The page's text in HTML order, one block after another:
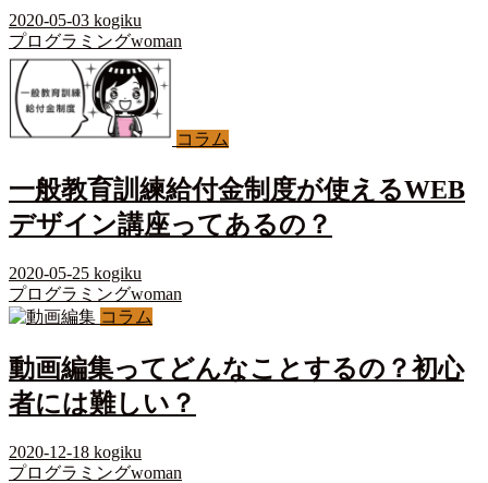
2020-05-03 kogiku
プログラミングwoman
コラム
一般教育訓練給付金制度が使えるWEB
デザイン講座ってあるの？
2020-05-25 kogiku
プログラミングwoman
コラム
動画編集ってどんなことするの？初心
者には難しい？
2020-12-18 kogiku
プログラミングwoman